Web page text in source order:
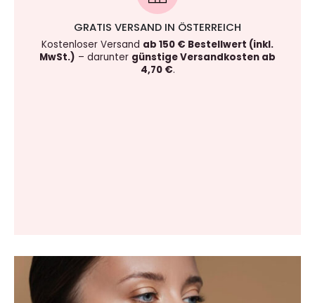
GRATIS VERSAND IN ÖSTERREICH
Kostenloser Versand ab 150 € Bestellwert (inkl.
MwSt.) – darunter günstige Versandkosten ab
4,70 €.